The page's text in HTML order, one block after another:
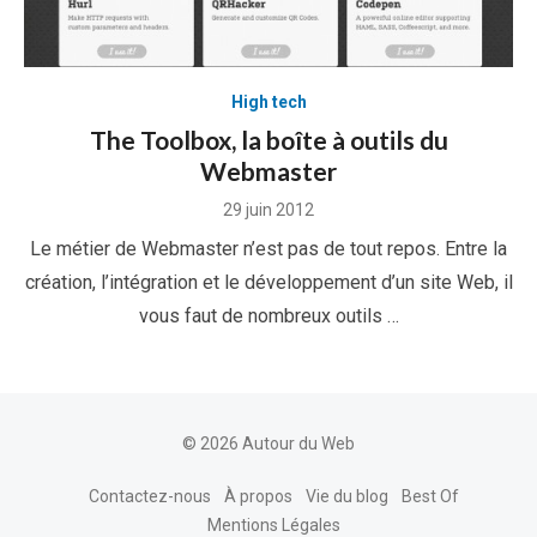
High tech
The Toolbox, la boîte à outils du
Webmaster
Posted
29 juin 2012
Le métier de Webmaster n’est pas de tout repos. Entre la
création, l’intégration et le développement d’un site Web, il
vous faut de nombreux outils …
© 2026 Autour du Web
Contactez-nous À propos Vie du blog
Best Of
Mentions Légales